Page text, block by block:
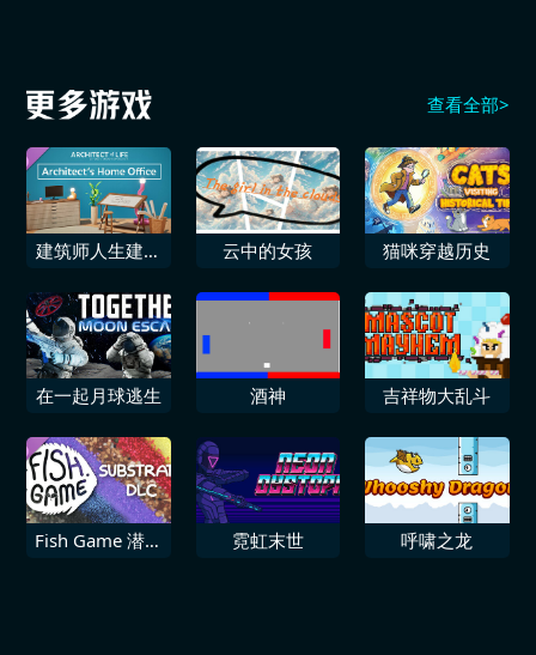
查看全部>
建筑师人生建筑
云中的女孩 猫咪穿越历史
在一起月球逃生 酒神 吉祥物大乱斗
Fish Game 潜水
霓虹末世 呼啸之龙